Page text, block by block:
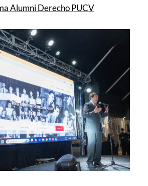
Alumni Derecho PUCV